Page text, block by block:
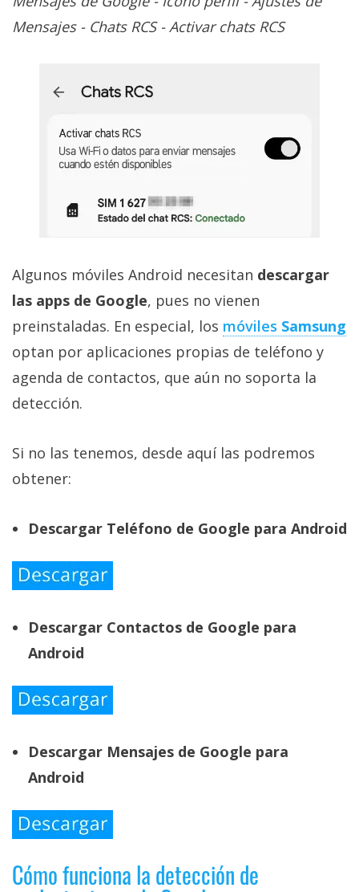
Mensajes - Chats RCS - Activar chats RCS
Algunos móviles Android necesitan descargar
las apps de Google, pues no vienen
preinstaladas. En especial, los móviles Samsung
optan por aplicaciones propias de teléfono y
agenda de contactos, que aún no soporta la
detección.
Si no las tenemos, desde aquí las podremos
obtener:
Descargar Teléfono de Google para Android
Descargar Contactos de Google para
Android
Descargar Mensajes de Google para
Android
Cómo funciona la detección de